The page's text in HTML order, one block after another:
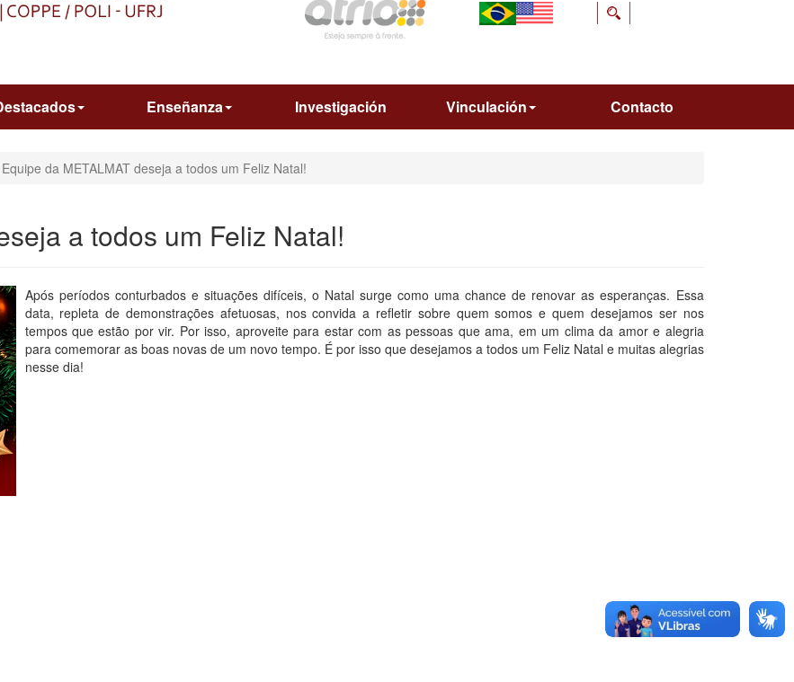
Enseñanza Investigación Vinculación Contacto
da METALMAT deseja a todos um Feliz Natal!
a todos um Feliz Natal!
Após períodos conturbados e situações difíceis, o Natal surge como uma chance de renovar as esperanças. Essa
data, repleta de demonstrações afetuosas, nos convida a refletir sobre quem somos e quem desejamos ser nos
tempos que estão por vir. Por isso, aproveite para estar com as pessoas que ama, em um clima da amor e alegria
para comemorar as boas novas de um novo tempo. É por isso que desejamos a todos um Feliz Natal e muitas alegrias
nesse dia!